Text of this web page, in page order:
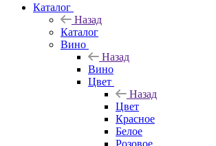
Каталог
Назад
Каталог
Вино
Назад
Вино
Цвет
Назад
Цвет
Красное
Белое
Розовое